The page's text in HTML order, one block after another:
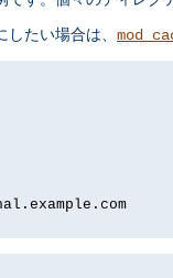
たい場合は、